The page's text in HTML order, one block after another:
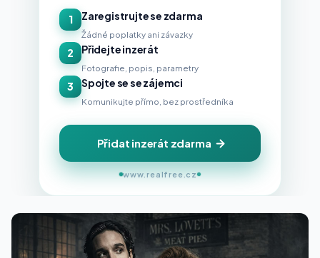
1 Zaregistrujte se zdarma
Žádné poplatky ani závazky
2 Přidejte inzerát
Fotografie, popis, parametry
3 Spojte se se zájemci
Komunikujte přímo, bez prostředníka
Přidat inzerát zdarma
www.realfree.cz